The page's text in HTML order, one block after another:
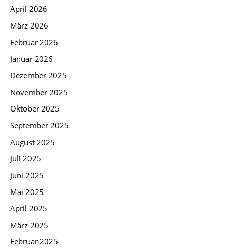
April 2026
März 2026
Februar 2026
Januar 2026
Dezember 2025
November 2025
Oktober 2025
September 2025
August 2025
Juli 2025
Juni 2025
Mai 2025
April 2025
März 2025
Februar 2025